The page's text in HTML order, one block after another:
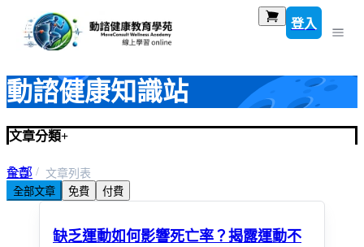
登入
動諮健康知識站
文章分類+
全部
規律運動與健康促進
首頁
文章列表
全部文章
免費 付費
缺乏運動如何影響死亡率？揭露運動不